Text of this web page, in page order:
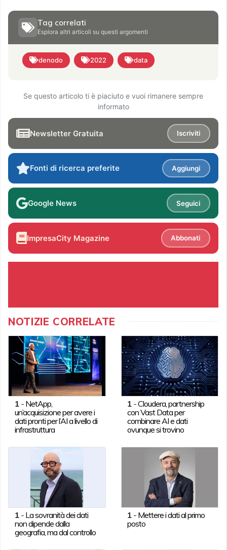
Tag correlati
Esplora altri articoli su questi argomenti
denodo 2022 data
Se questo articolo ti è piaciuto e vuoi rimanere sempre
informato
Newsletter Gratuita Iscriviti
Fonti di ricerca preferite Aggiungi
Google News Seguici
ImpresaCity Magazine Abbonati
NOTIZIE CORRELATE
1- NetApp,
un’acquisizione per avere i
dati pronti per l’AI a livello di
infrastruttura
1 -Cloudera, partnership
con Vast Data per
combinare AI e dati
ovunque si trovino
1- La sovranità dei dati
non dipende dalla
geografia, ma dal controllo
1 - Mettere i dati al primo
posto